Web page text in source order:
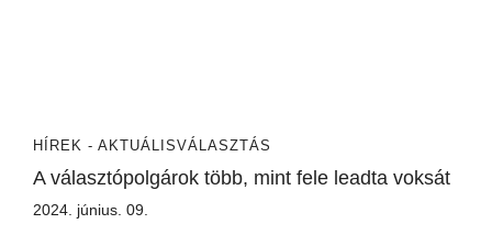
HÍREK - AKTUÁLISVÁLASZTÁS
A választópolgárok több, mint fele leadta voksát
2024. június. 09.